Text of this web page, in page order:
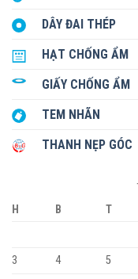
DÂY ĐAI THÉP
HẠT CHỐNG ẨM
GIẤY CHỐNG ẨM
TEM NHÃN
THANH NẸP GÓC
H B T
3
4 5